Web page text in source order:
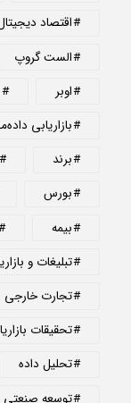
اقتصاد
الست گروپ
اوبر
بازاریابی
برند
بورس
بیمه
تبلیغات و
تجارت خارجی
تحقیقات
تحلیل داده
توسعه صنعتی